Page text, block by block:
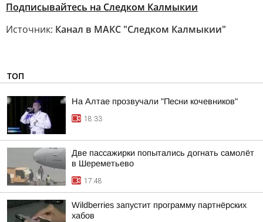
Подписывайтесь на Следком Калмыкии
Источник: Канал в МАКС "Следком Калмыкии"
ТОП
На Алтае прозвучали "Песни кочевников"
18:33
Две пассажирки попытались догнать самолёт
в Шереметьево
17:48
Wildberries запустит программу партнёрских
хабов